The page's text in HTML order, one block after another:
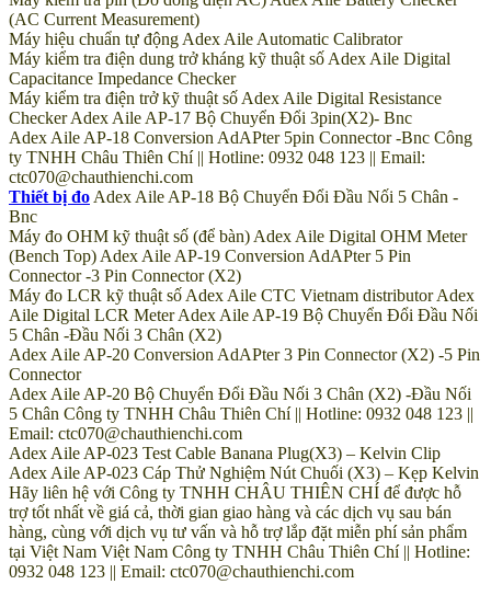
(AC Current Measurement)
Máy hiệu chuẩn tự động Adex Aile Automatic Calibrator
Máy kiểm tra điện dung trở kháng kỹ thuật số Adex Aile Digital
Capacitance Impedance Checker
Máy kiểm tra điện trở kỹ thuật số Adex Aile Digital Resistance
Checker Adex Aile AP-17 Bộ Chuyển Đổi 3pin(X2)- Bnc
Adex Aile AP-18 Conversion AdAPter 5pin Connector -Bnc Công
ty TNHH Châu Thiên Chí || Hotline: 0932 048 123 || Email:
ctc070@chauthienchi.com
Thiết bị đo Adex Aile AP-18 Bộ Chuyển Đổi Đầu Nối 5 Chân -
Bnc
Máy đo OHM kỹ thuật số (để bàn) Adex Aile Digital OHM Meter
(Bench Top) Adex Aile AP-19 Conversion AdAPter 5 Pin
Connector -3 Pin Connector (X2)
Máy đo LCR kỹ thuật số Adex Aile CTC Vietnam distributor Adex
Aile Digital LCR Meter Adex Aile AP-19 Bộ Chuyển Đổi Đầu Nối
5 Chân -Đầu Nối 3 Chân (X2)
Adex Aile AP-20 Conversion AdAPter 3 Pin Connector (X2) -5 Pin
Connector
Adex Aile AP-20 Bộ Chuyển Đổi Đầu Nối 3 Chân (X2) -Đầu Nối
5 Chân Công ty TNHH Châu Thiên Chí || Hotline: 0932 048 123 ||
Email: ctc070@chauthienchi.com
Adex Aile AP-023 Test Cable Banana Plug(X3) – Kelvin Clip
Adex Aile AP-023 Cáp Thử Nghiệm Nút Chuối (X3) – Kẹp Kelvin
Hãy liên hệ với Công ty TNHH CHÂU THIÊN CHÍ để được hỗ
trợ tốt nhất về giá cả, thời gian giao hàng và các dịch vụ sau bán
hàng, cùng với dịch vụ tư vấn và hỗ trợ lắp đặt miễn phí sản phẩm
tại Việt Nam Việt Nam Công ty TNHH Châu Thiên Chí || Hotline:
0932 048 123 || Email: ctc070@chauthienchi.com